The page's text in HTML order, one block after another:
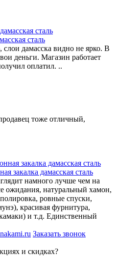
сталь
дамасска видно не ярко. В
деньги. Магазин работает
оплатил. ..
тоже отличный,
закалка дамасская сталь
намного лучше чем на
ожидания, натуральный хамон,
ровные спуски,
красивая фурнитура,
и т.д. Единственный
Заказать звонок
и скидках?